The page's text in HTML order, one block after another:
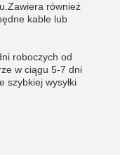
również
kable lub
roboczych od
w ciągu 5-7 dni
szybkiej wysyłki